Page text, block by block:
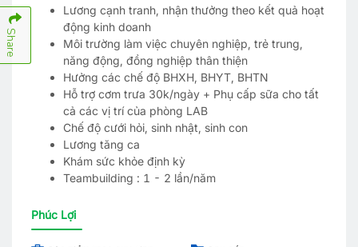
Lương cạnh tranh, nhận thưởng theo kết quả hoạt
động kinh doanh
Môi trường làm việc chuyên nghiệp, trẻ trung,
năng động, đồng nghiệp thân thiện
Hưởng các chế độ BHXH, BHYT, BHTN
Hỗ trợ cơm trưa 30k/ngày + Phụ cấp sữa cho tất
cả các vị trí của phòng LAB
Chế độ cưới hỏi, sinh nhật, sinh con
Lương tăng ca
Khám sức khỏe định kỳ
Teambuilding : 1 - 2 lần/năm
Phúc Lợi
Share